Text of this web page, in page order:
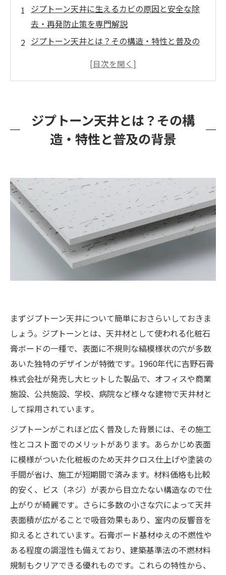
ジプトーン天井に生えるカビの原因と安全な除
去・再発防止策を専門解説
ジプトーン天井とは？その構造・特性と普及の
なぜジプトーンにカビが生えやすいのか ～素材
響
市販のカビ取り剤では対応しきれない理由と専
除去・防カビ施工）
カビバスターズ福岡の施工事例・実績紹介
施工後の再発防止ポイント：空調・換気・湿度
管理のアドバイス
専門的なカビ対策はカビバスターズ福岡へ – 安
心のプロにお任せください
ジプトーン天井とは？その構
造・特性と普及の背景
まずジプトーン天井について簡単におさらいしておきま
しょう。ジプトーンとは、天井材として使われる化粧石
膏ボードの一種で、表面に不規則な縞模様状の穴が多数
あいた独特のデザインが特徴です​。1960年代に吉野石膏
株式会社が発売し大ヒットした製品で、オフィスや商業
施設、公共施設、学校、病院など様々な建物で天井材と
して採用されています​。
ジプトーンがこれほど広く普及した背景には、その施工
性とコスト面でのメリットがあります。あらかじめ表面
に模様がついた化粧板のため天井クロス仕上げや塗装の
手間が省け、施工が短期間で済みます。材料価格も比較
的安く、ビス（ネジ）が表から目立たない構造なので仕
上がりが綺麗です​。さらに多数の小さな穴によって天井
表面積が広がることで吸音効果もあり、室内の反響音を
抑えるとされています​。石膏ボード基材ゆえの不燃性や
ある程度の調湿性も備えており、建築基準法の不燃材料
規制もクリアできる優れものです。これらの特性から、